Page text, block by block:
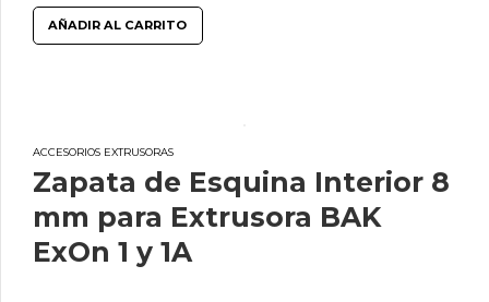
AÑADIR AL CARRITO
ACCESORIOS EXTRUSORAS
Zapata de Esquina Interior 8
mm para Extrusora BAK
ExOn 1 y 1A